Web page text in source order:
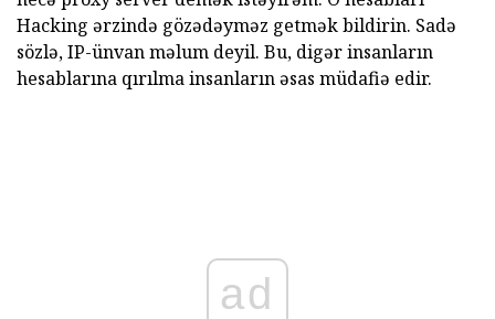
Hacking ərzində gözədəyməz getmək bildirin. Sadə
sözlə, IP-ünvan məlum deyil. Bu, digər insanların
hesablarına qırılma insanların əsas müdafiə edir.
ad